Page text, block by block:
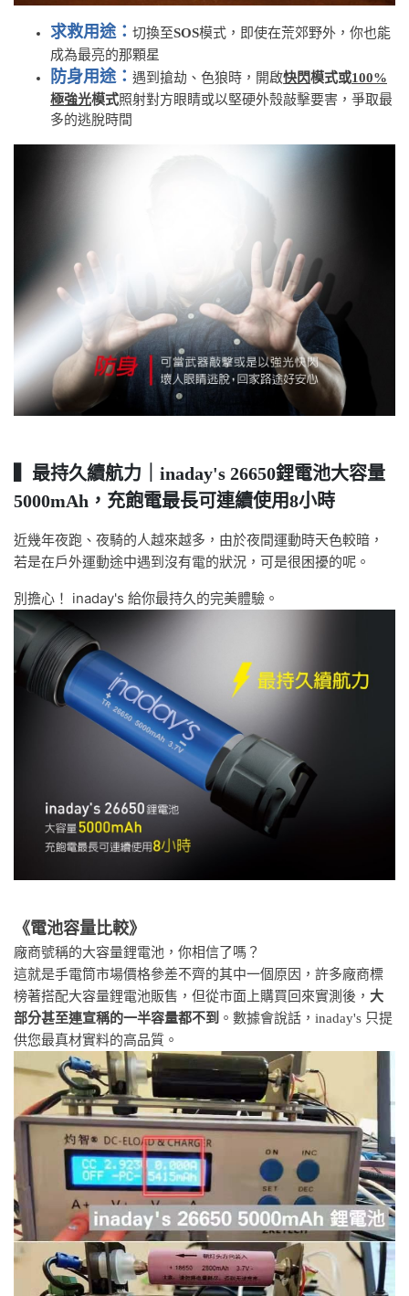
求救用途： 切換至SOS模式，即使在荒郊野外，你也能
成為最亮的那顆星
防身用途： 遇到搶劫、色狼時，開啟快閃模式或100%
極強光模式照射對方眼睛或以堅硬外殼敲擊要害，爭取最
多的逃脫時間
▍最持久續航力｜inaday's 26650鋰電池大容量
5000mAh，充飽電最長可連續使用8小時
近幾年夜跑、夜騎的人越來越多，由於夜間運動時天色較暗，
若是在戶外運動途中遇到沒有電的狀況，可是很困擾的呢。
別擔心！ inaday's 給你最持久的完美體驗。
《電池容量比較》
廠商號稱的大容量鋰電池，你相信了嗎？
這就是手電筒市場價格參差不齊的其中一個原因，許多廠商標
榜著搭配大容量鋰電池販售，但從市面上購買回來實測後， 大
部分甚至連宣稱的一半容量都不到 。數據會說話，inaday's 只提
供您最真材實料的高品質。